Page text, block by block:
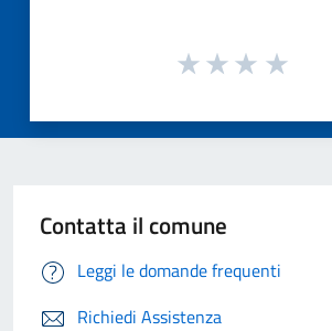
Contatta il comune
Leggi le domande frequenti
Richiedi Assistenza